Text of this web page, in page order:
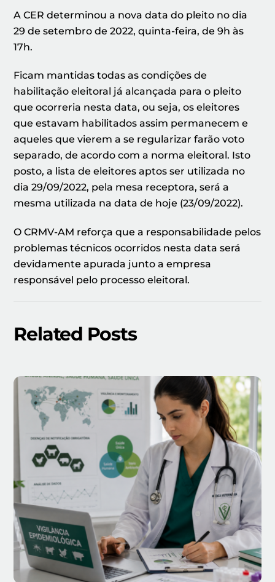
A CER determinoua nova data do pleito no dia
29 de setembro de 2022, quinta-feira, de 9h às
17h.
Ficam mantidas todas as condições de
habilitação eleitoral já alcançada para o pleito
que ocorreria nesta data, ou seja, os eleitores
que estavam habilitados assim permanecem e
aqueles que vierem a se regularizar farão voto
separado, de acordo com a norma eleitoral. Isto
posto, a lista de eleitores aptos ser utilizada no
dia 29/09/2022, pela mesa receptora, será a
mesma utilizada na data de hoje (23/09/2022).
O CRMV-AM reforça que a responsabilidade pelos
problemas técnicos ocorridos nesta data será
devidamente apurada junto a empresa
responsável pelo processo eleitoral.
Related Posts